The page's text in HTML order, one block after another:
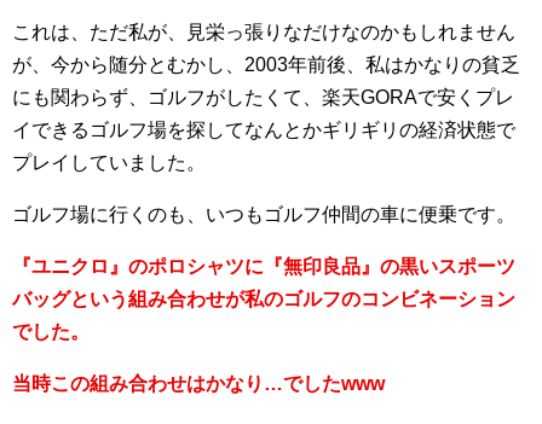
これは、ただ私が、見栄っ張りなだけなのかもしれません
が、今から随分とむかし、2003年前後、私はかなりの貧乏
にも関わらず、ゴルフがしたくて、楽天GORAで安くプレ
イできるゴルフ場を探してなんとかギリギリの経済状態で
プレイしていました。
ゴルフ場に行くのも、いつもゴルフ仲間の車に便乗です。
『ユニクロ』のポロシャツに『無印良品』の黒いスポーツ
バッグという組み合わせが私のゴルフのコンビネーション
でした。
当時この組み合わせはかなり…でしたwww